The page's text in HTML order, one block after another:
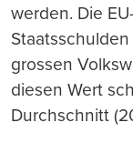
werden. Die
grossen
diesen Wert
Durchschnitt